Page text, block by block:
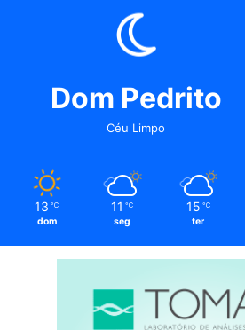
Dom Pedrito
Céu Limpo
13 ℃
dom
11 ℃
seg
15 ℃
ter